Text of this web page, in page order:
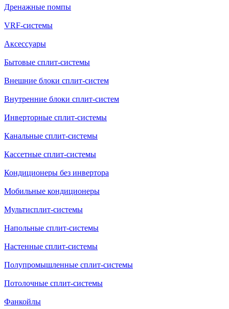
Дренажные помпы
VRF-системы
Аксессуары
Бытовые сплит-системы
Внешние блоки сплит-систем
Внутренние блоки сплит-систем
Инверторные сплит-системы
Канальные сплит-системы
Кассетные сплит-системы
Кондиционеры без инвертора
Мобильные кондиционеры
Мультисплит-системы
Напольные сплит-системы
Настенные сплит-системы
Полупромышленные сплит-системы
Потолочные сплит-системы
Фанкойлы